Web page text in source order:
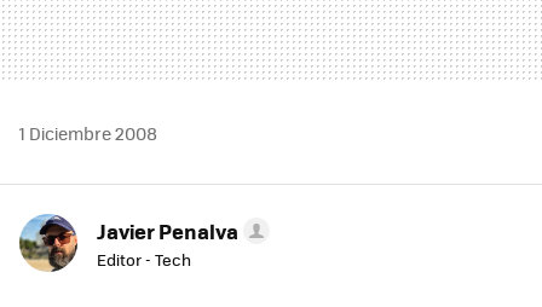
1 Diciembre 2008
Javier Penalva
Editor - Tech